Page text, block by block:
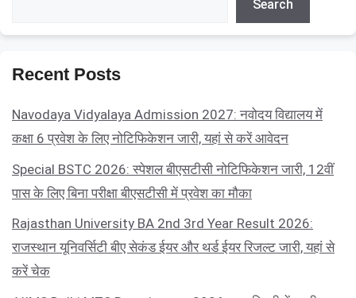
Search
Recent Posts
Navodaya Vidyalaya Admission 2027: नवोदय विद्यालय में
कक्षा 6 प्रवेश के लिए नोटिफिकेशन जारी, यहां से करें आवेदन
Special BSTC 2026: स्पेशल बीएसटीसी नोटिफिकेशन जारी, 12वीं
पास के लिए बिना परीक्षा बीएसटीसी में प्रवेश का मौका
Rajasthan University BA 2nd 3rd Year Result 2026:
राजस्थान यूनिवर्सिटी बीए सेकंड ईयर और थर्ड ईयर रिजल्ट जारी, यहां से
करें चेक